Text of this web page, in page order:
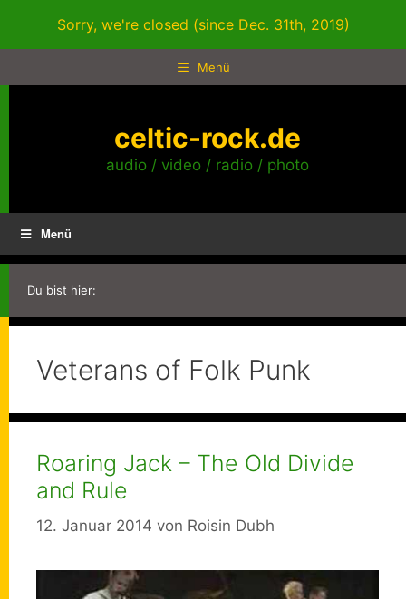
Sorry, we're closed (since Dec. 31th, 2019)
Menü
celtic-rock.de
audio / video / radio / photo
Menü
Du bist hier:
Veterans of Folk Punk
Roaring Jack – The Old Divide
and Rule
12. Januar 2014 von Roisin Dubh